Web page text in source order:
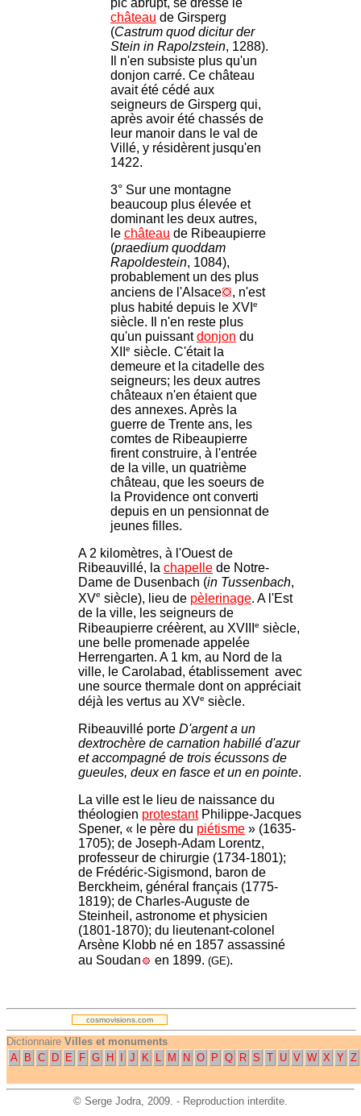
château de Girsperg
(Castrum quod dicitur der
Stein in Rapolzstein, 1288).
Il n'en subsiste plus qu'un
donjon carré. Ce château
avait été cédé aux
seigneurs de Girsperg qui,
après avoir été chassés de
leur manoir dans le val de
Villé, y résidèrent jusqu'en
1422.
3° Sur une montagne
beaucoup plus élevée et
dominant les deux autres,
le château de Ribeaupierre
(praedium quoddam
Rapoldestein, 1084),
probablement un des plus
anciens de l'Alsace
, n'est
plus habité depuis le XVI e
siècle. Il n'en reste plus
qu'un puissantdonjon du
XII
e siècle. C'était la
demeure et la citadelle des
seigneurs; les deux autres
châteaux n'en étaient que
des annexes. Après la
guerre de Trente ans, les
comtes de Ribeaupierre
firent construire, à l'entrée
de la ville, un quatrième
château, que les soeurs de
la Providence ont converti
depuis en un pensionnat de
jeunes filles.
A 2 kilomètres, à l'Ouest de
Ribeauvillé, la chapelle de Notre-
Dame de Dusenbach (in Tussenbach,
XVe siècle), lieu de pèlerinage. A l'Est
de la ville, les seigneurs de
Ribeaupierre créèrent, au XVIII
e siècle,
une belle promenade appelée
Herrengarten. A 1 km, au Nord de la
ville, le Carolabad, établissement avec
une source thermale dont on appréciait
déjà les vertus au XVe siècle.
Ribeauvillé porte D'argent a un
dextrochère de carnation habillé d'azur
et accompagné de trois écussons de
gueules, deux en fasce et un en pointe.
La ville est le lieu de naissance du
théologien protestantPhilippe-Jacques
Spener, « le père du piétisme » (1635-
1705); de Joseph-Adam Lorentz,
professeur de chirurgie (1734-1801);
de Frédéric-Sigismond, baron de
Berckheim, général français (1775-
1819); de Charles-Auguste de
Steinheil, astronome et physicien
(1801-1870); du lieutenant-colonel
Arsène Klobb né en 1857 assassiné
au Soudan
en 1899. (GE).
.
cosmovisions.com
Dictionnaire Villes et monuments
A
B C D E F G H J K L M N O P Q R S T U V W X Y Z
© Serge Jodra, 2009. - Reproduction interdite.